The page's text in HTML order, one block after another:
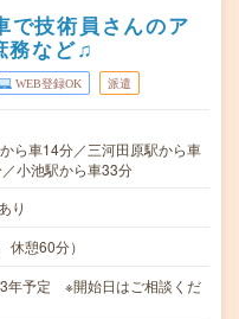
で技術員さんのア
務など♫
WEB登録OK 派遣
ら車14分／三河田原駅から車
小池駅から車33分
り
憩60分）
年予定 ※開始日はご相談くだ